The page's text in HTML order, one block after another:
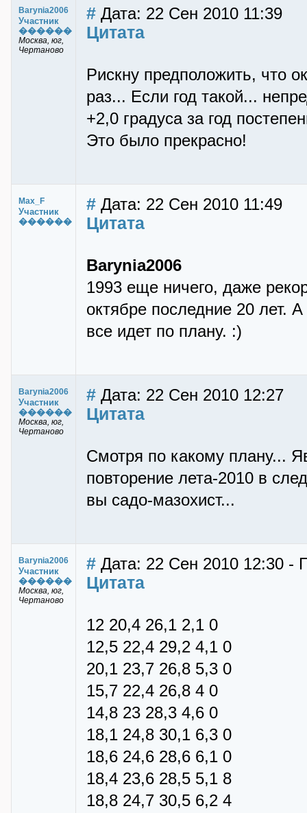
Barynia2006
Участник
������
Mocква, юг,
Чертаново
# Дата: 22 Сен 2010 11:39
Цитата
Рискну предположить, что
раз... Если год такой...
+2,0 градуса за год
Это было прекрасно!
Max_F
Участник
������
# Дата: 22 Сен 2010 11:49
Цитата
Barynia2006
1993 еще ничего, даже
октябре последние 20 лет.
все идет по плану. :)
Barynia2006
Участник
������
Mocква, юг,
Чертаново
# Дата: 22 Сен 2010 12:27
Цитата
Смотря по какому плану...
повторение лета-2010 в
вы садо-мазохист...
Barynia2006
Участник
������
Mocква, юг,
Чертаново
# Дата: 22 Сен 2010 12:30 -
Цитата
12 20,4 26,1 2,1 0
12,5 22,4 29,2 4,1 0
20,1 23,7 26,8 5,3 0
15,7 22,4 26,8 4 0
14,8 23 28,3 4,6 0
18,1 24,8 30,1 6,3 0
18,6 24,6 28,6 6,1 0
18,4 23,6 28,5 5,1 8
18,8 24,7 30,5 6,2 4